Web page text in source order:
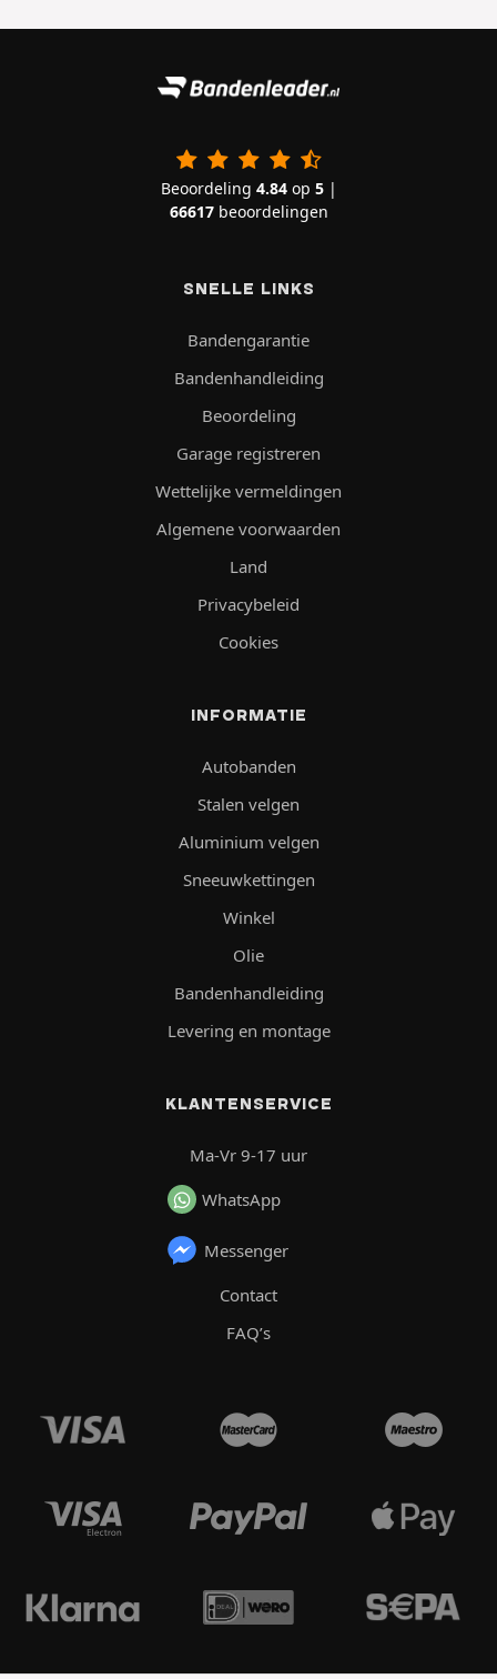
Beoordeling 4.84op 5|
66617beoordelingen
SNELLE LINKS
Bandengarantie
Bandenhandleiding
Beoordeling
Garage registreren
Wettelijke vermeldingen
Algemene voorwaarden
Land
Privacybeleid
Cookies
INFORMATIE
Autobanden
Stalen velgen
Aluminium velgen
Sneeuwkettingen
Winkel
Olie
Bandenhandleiding
Levering en montage
KLANTENSERVICE
Ma-Vr 9-17 uur
WhatsApp
Messenger
Contact
FAQ’s